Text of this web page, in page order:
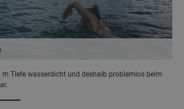
m Tiefe wasserdicht und deshalb problemlos beim